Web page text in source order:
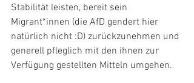
Stabilität leisten, bereit sein
Migrant*innen (die AfD gendert hier
natürlich nicht :D) zurückzunehmen und
generell pfleglich mit den ihnen zur
Verfügung gestellten Mitteln umgehen.